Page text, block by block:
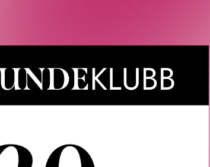
Våre kunder om oss
Anette L.